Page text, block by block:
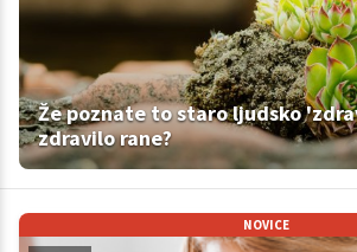
Že poznate to staro ljudsko
zdravilo rane?
NOVICE